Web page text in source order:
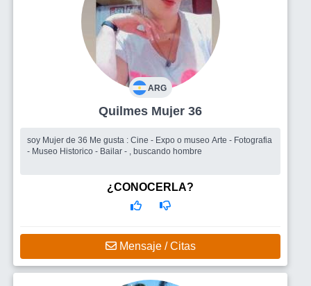
ARG
Quilmes Mujer 36
soy Mujer de 36 Me gusta : Cine - Expo o museo Arte - Fotografia
- Museo Historico - Bailar - , buscando hombre
¿CONOCERLA?
Mensaje / Citas